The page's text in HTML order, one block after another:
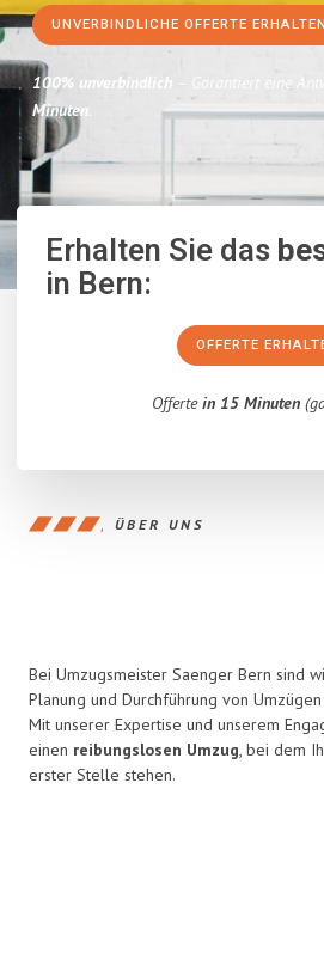
UNVERBINDLICHE OFFERTE ERHALTEN
100% unverbindlich – Garantiert eine
Minuten.
Erhalten Sie das
in Bern:
OFFERTE
Offertein 15 Minuten
ÜBER UNS
Bei Umzugsmeister Saenger Bern sind
Planung und Durchführung von
Mit unserer Expertise und unserem
einen reibungslosen Umzug, bei dem
erster Stelle stehen.